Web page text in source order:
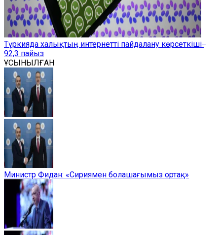
Түркияда халықтың интернетті пайдалану көрсеткіші ̶
92,3 пайыз
ҰСЫНЫЛҒАН
Министр Фидан: «Сириямен болашағымыз ортақ»